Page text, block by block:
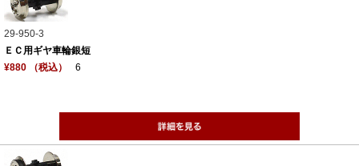
29-950-3
ＥＣ用ギヤ車輪銀短
¥880 （税込）
6